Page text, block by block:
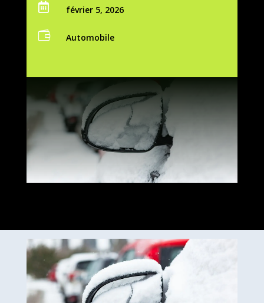
 février 5, 2026
 Automobile